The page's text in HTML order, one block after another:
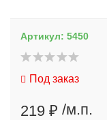
Артикул: 5450
Под заказ
219 ₽ /м.п.